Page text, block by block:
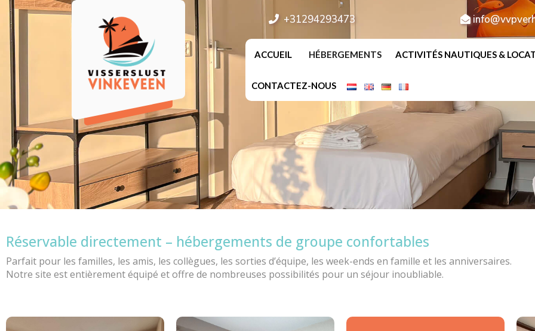
+31294293473
ACCUEIL HÉBERGEMENTS ACTIVITÉS NAUTIQUES &
CONTACTEZ-NOUS
Réservable directement – hébergements de groupe confortables
Parfait pour les familles, les amis, les collègues, les sorties d’équipe, les week-ends en famille et les anniversaires.
Notre site est entièrement équipé et offre de nombreuses possibilités pour un séjour inoubliable.